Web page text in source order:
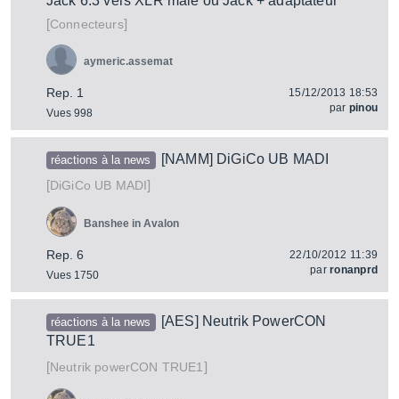
[Connecteurs]
Rep. 1
Vues 998
aymeric.assemat
15/12/2013 18:53
par pinou
réactions à la news
[NAMM] DiGiCo UB MADI
[DiGiCo UB MADI]
Rep. 6
Vues 1750
Banshee in Avalon
22/10/2012 11:39
parronanprd
réactions à la news
[AES] Neutrik PowerCON
TRUE1
[Neutrik powerCON TRUE1 ]